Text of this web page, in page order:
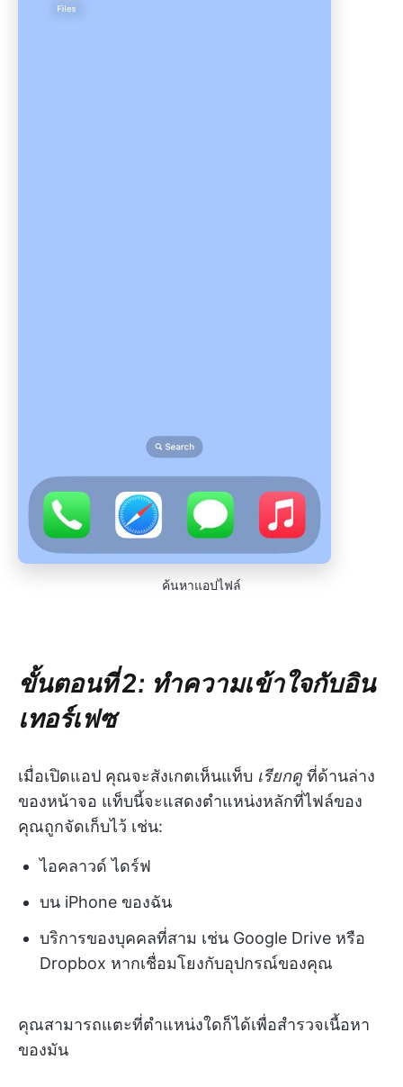
ค้นหาแอปไฟล์
ขั้นตอนที่ 2: ทำความเข้าใจกับอิน
เทอร์เฟซ
เมื่อเปิดแอป คุณจะสังเกตเห็นแท็บ เรียกดู ที่ด้านล่าง
ของหน้าจอ แท็บนี้จะแสดงตำแหน่งหลักที่ไฟล์ของ
คุณถูกจัดเก็บไว้ เช่น:
ไอคลาวด์ ไดร์ฟ
บน iPhone ของฉัน
บริการของบุคคลที่สาม เช่น Google Drive หรือ
Dropbox หากเชื่อมโยงกับอุปกรณ์ของคุณ
คุณสามารถแตะที่ตำแหน่งใดก็ได้เพื่อสำรวจเนื้อหา
ของมัน